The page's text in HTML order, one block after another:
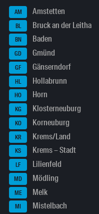
AM Amstetten
BL Bruck an der Leitha
BN Baden
GD Gmünd
GF Gänserndorf
HL Hollabrunn
HO Horn
KG Klosterneuburg
KO Korneuburg
KR Krems/Land
KS Krems – Stadt
LF Lilienfeld
MD Mödling
ME Melk
MI Mistelbach